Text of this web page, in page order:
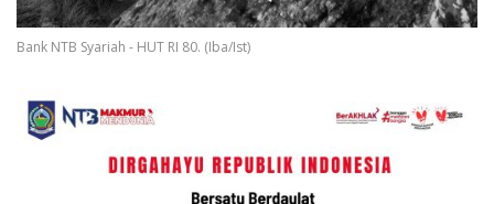
Bank NTB Syariah - HUT RI 80. (Iba/Ist)